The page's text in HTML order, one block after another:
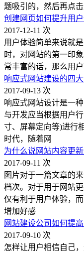
题吸引的，然后再点击
创建网页如何提升用
2017-12-11 次
用户体验简单来说就
时，对网站的第一印
常丰富的话，那么用
响应式网站建设的四
2017-09-13 次
响应式网站设计是一
与开发应当根据用户
寸、屏幕定向等)进行
时代，随着网
为什么说网站内容更
2017-09-11 次
图片对于一篇文章的
档次。对于用于网站
仅有利于用户体验，
增加好感
网站建设公司如何提
2017-09-10 次
怎样让用户相信自己